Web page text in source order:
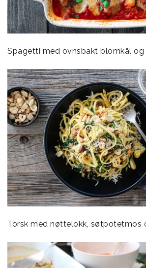
Spagetti med ovnsbakt blomkål og
Torsk med nøttelokk, søtpotetmos